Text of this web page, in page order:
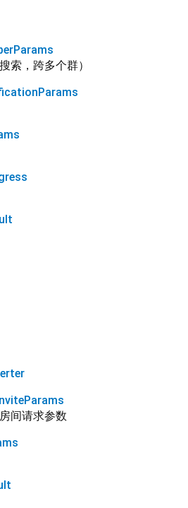
索，跨多个群）
间请求参数